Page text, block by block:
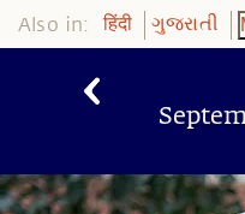
Also in: हिंदी ગુજરાતી